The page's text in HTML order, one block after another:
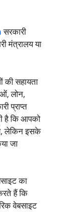
सरकारी
मंत्रालय या
की सहायता
लोन,
प्राप्त
है कि आपको
लेकिन इसके
जा
का
हैं कि
वेबसाइट